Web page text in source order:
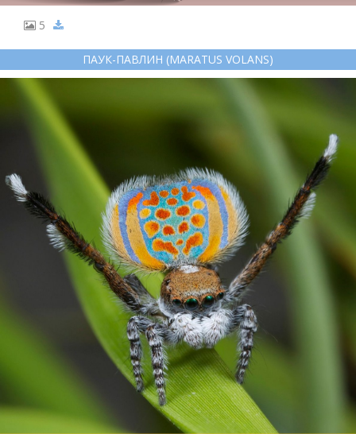
5
ПАУК-ПАВЛИН (MARATUS VOLANS)